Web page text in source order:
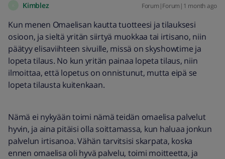
Kimblez Forum|Forum|1 month ago
Kun menen Omaelisan kautta tuotteesi ja tilauksesi
osioon, ja sieltä yritän siirtyä muokkaa tai irtisano, niin
päätyy elisaviihteen sivuille, missä on skyshowtime ja
lopeta tilaus. No kun yritän painaa lopeta tilaus, niin
ilmoittaa, että lopetus on onnistunut, mutta eipä se
lopeta tilausta kuitenkaan.
Nämä ei nykyään toimi nämä teidän omaelisa palvelut
hyvin, ja aina pitäisi olla soittamassa, kun haluaa jonkun
palvelun irtisanoa. Vähän tarvitsisi skarpata, koska
ennen omaelisa oli hyvä palvelu, toimi moitteetta, ja